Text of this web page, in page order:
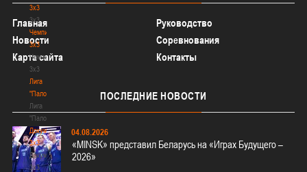
3x3
3x3
Чемпионат
3х3
Чемпионат
3х3
Лига
"Палова"
Лига
"Палова"
Документы
3х3
Документы
3х3
Главная
Руководство
Новости
Соревнования
Карта сайта
Контакты
ПОСЛЕДНИЕ НОВОСТИ
04.08.2026
«MINSK» представил Беларусь на «Играх Будущего –
2026»